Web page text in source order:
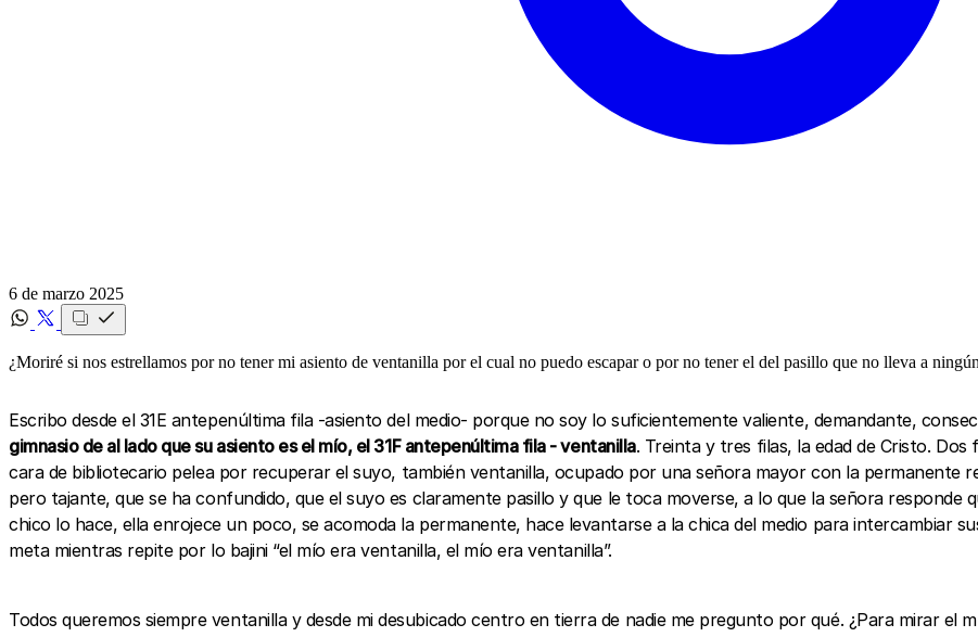
6 de marzo 2025
¿Moriré si nos estrellamos por no tener mi asiento de ventanilla por el cual no puedo escapar o por no tener el del pasillo que no lleva a
Escribo desde el 31E antepenúltima fila -asiento del medio- porque no soy lo suficientemente valiente, demandante,
gimnasio de al lado que su asiento es el mío, el 31F antepenúltima fila - ventanilla. Treinta y tres filas, la edad de Cristo.
cara de bibliotecario pelea por recuperar el suyo, también ventanilla, ocupado por una señora mayor con la permanente
pero tajante, que se ha confundido, que el suyo es claramente pasillo y que le toca moverse, a lo que la señora responde
chico lo hace, ella enrojece un poco, se acomoda la permanente, hace levantarse a la chica del medio para intercambiar
meta mientras repite por lo bajini “el mío era ventanilla, el mío era ventanilla”.
Todos queremos siempre ventanilla y desde mi desubicado centro en tierra de nadie me pregunto por qué. ¿Para mirar el